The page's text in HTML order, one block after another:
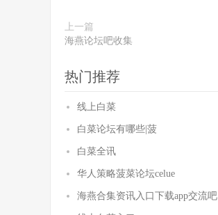
上一篇
海燕论坛吧收集
热门推荐
线上白菜
白菜论坛有哪些|菠
白菜全讯
华人策略菠菜论坛celue
海燕合集资讯入口下载app交流吧